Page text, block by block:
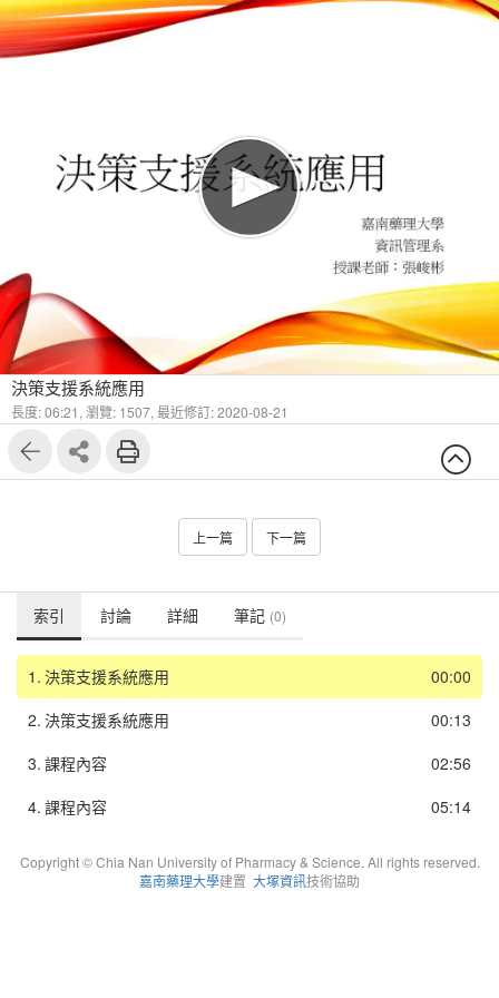
14
決策支援系統應用
長度: 06:21, 瀏覽: 1507, 最近修訂: 2020-08-21
上一篇 下一篇
索引 討論 詳細 筆記 (0)
00:00
1. 決策支援系統應用
00:13
2. 決策支援系統應用
02:56
3. 課程內容
05:14
4. 課程內容
Copyright © Chia Nan University of Pharmacy & Science. All rights reserved.
嘉南藥理大學建置 大塚資訊技術協助